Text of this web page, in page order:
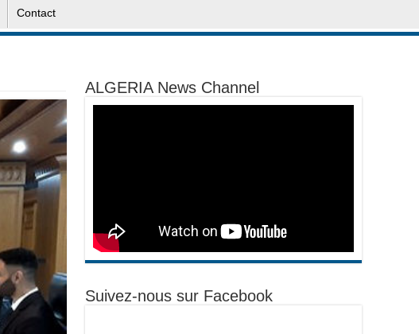
Contact
ALGERIA News Channel
Suivez-nous sur Facebook